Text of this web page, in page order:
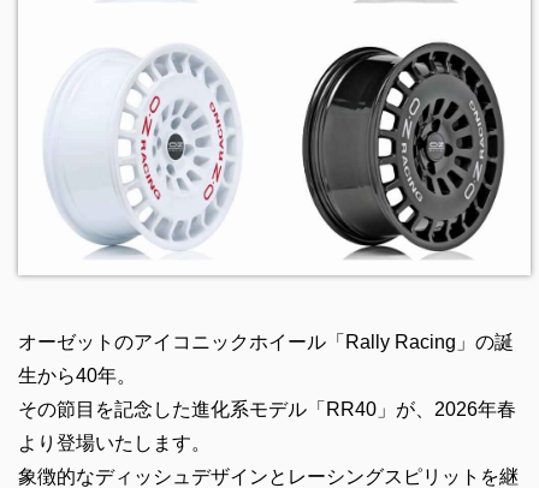
オーゼットのアイコニックホイール「Rally Racing」の誕
生から40年。
その節目を記念した進化系モデル「RR40」が、2026年春
より登場いたします。
象徴的なディッシュデザインとレーシングスピリットを継